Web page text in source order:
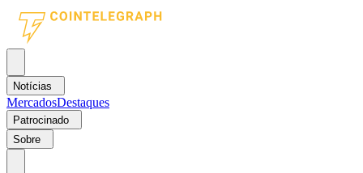
Notícias
MercadosDestaques
Patrocinado
Sobre